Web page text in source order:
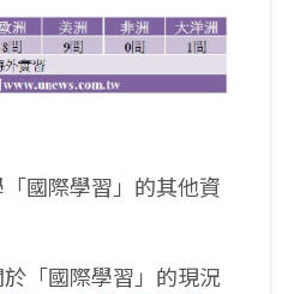
國際學習」的其他資
「國際學習」的現況